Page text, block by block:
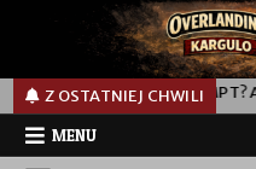
Z OSTATNIEJ CHWILI
JAK DZIAŁA TEN PROMPT?
MENU